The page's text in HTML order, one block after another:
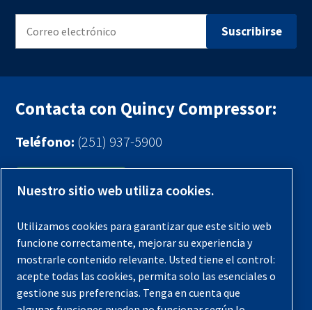
Contacta con Quincy Compressor:
Teléfono: (251) 937-5900
Contáctenos
Registra tu compresor
Aviso legal
Garantías
Política de privacidad
Nuestro sitio web utiliza cookies.
Utilizamos cookies para garantizar que este sitio web
funcione correctamente, mejorar su experiencia y
mostrarle contenido relevante. Usted tiene el control:
acepte todas las cookies, permita solo las esenciales o
gestione sus preferencias. Tenga en cuenta que